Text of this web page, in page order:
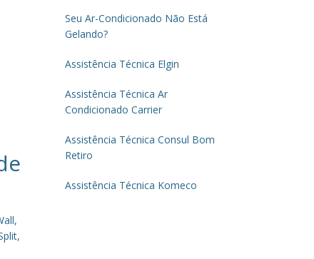
Seu Ar-Condicionado Não Está
Gelando?
Assistência Técnica Elgin
Assistência Técnica Ar
Condicionado Carrier
Assistência Técnica Consul Bom
Retiro
Assistência Técnica Komeco